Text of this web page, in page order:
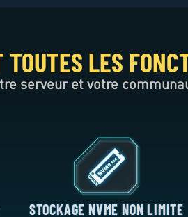
TOUTES LES
serveur et votre
STOCKAGE NVME NON LIMITE